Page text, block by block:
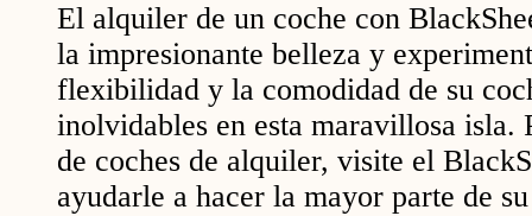
El alquiler de un coche con
la impresionante belleza y
flexibilidad y la comodidad de su
inolvidables en esta maravillosa isla.
de coches de alquiler, visite el
ayudarle a hacer la mayor parte de